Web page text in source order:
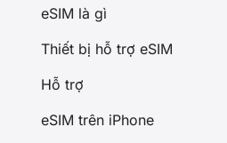
eSIM là gì
Thiết bị hỗ trợ eSIM
Hỗ trợ
eSIM trên iPhone